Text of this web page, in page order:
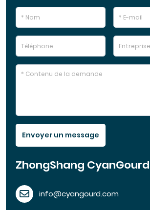
Envoyer un message
ZhongShang
info@cyangourd.com